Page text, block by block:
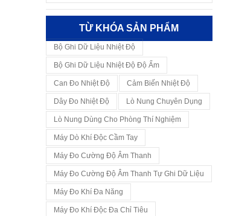
TỪ KHÓA SẢN PHẨM
Bộ Ghi Dữ Liệu Nhiệt Độ
Bộ Ghi Dữ Liệu Nhiệt Độ Độ Ẩm
Can Đo Nhiệt Độ Cảm Biến Nhiệt Độ
Dây Đo Nhiệt Độ Lò Nung Chuyên Dụng
Lò Nung Dùng Cho Phòng Thí Nghiệm
Máy Dò Khí Độc Cầm Tay
Máy Đo Cường Độ Âm Thanh
Máy Đo Cường Độ Âm Thanh Tự Ghi Dữ Liệu
Máy Đo Khí Đa Năng
Máy Đo Khí Độc Đa Chỉ Tiêu